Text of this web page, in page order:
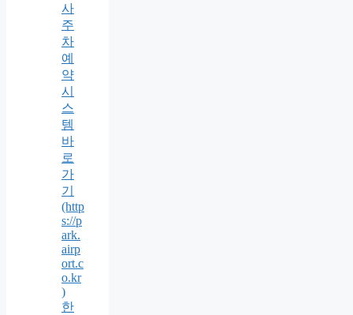
사
주
차
예
약
시
스
템
바
로
가
기
(http
s://p
ark.
airp
ort.c
o.kr
)
한